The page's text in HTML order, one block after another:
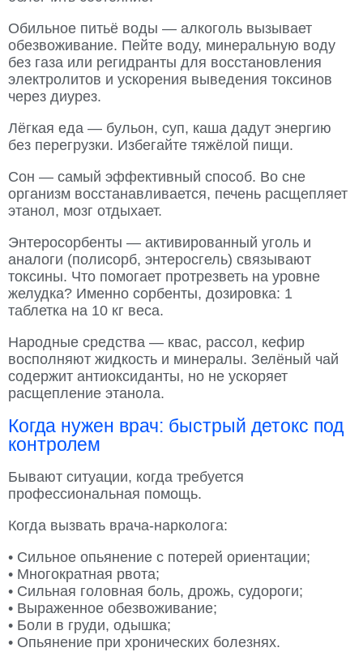
Обильное питьё воды — алкоголь вызывает
обезвоживание. Пейте воду, минеральную воду
без газа или регидранты для восстановления
электролитов и ускорения выведения токсинов
через диурез.
Лёгкая еда — бульон, суп, каша дадут энергию
без перегрузки. Избегайте тяжёлой пищи.
Сон — самый эффективный способ. Во сне
организм восстанавливается, печень расщепляет
этанол, мозг отдыхает.
Энтеросорбенты — активированный уголь и
аналоги (полисорб, энтеросгель) связывают
токсины. Что помогает протрезветь на уровне
желудка? Именно сорбенты, дозировка: 1
таблетка на 10 кг веса.
Народные средства — квас, рассол, кефир
восполняют жидкость и минералы. Зелёный чай
содержит антиоксиданты, но не ускоряет
расщепление этанола.
Когда нужен врач: быстрый детокс под
контролем
Бывают ситуации, когда требуется
профессиональная помощь.
Когда вызвать врача-нарколога:
• Сильное опьянение с потерей ориентации;
• Многократная рвота;
• Сильная головная боль, дрожь, судороги;
• Выраженное обезвоживание;
• Боли в груди, одышка;
• Опьянение при хронических болезнях.